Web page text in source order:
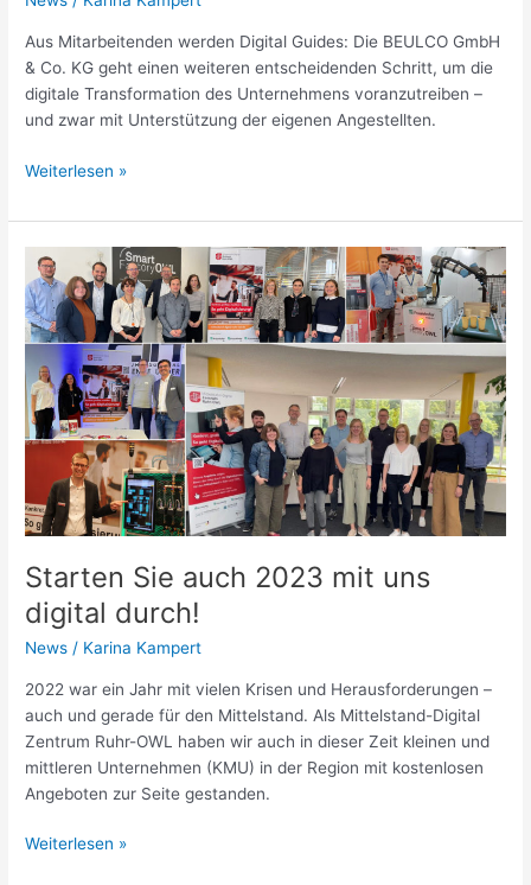
Aus Mitarbeitenden werden Digital Guides: Die BEULCO GmbH
& Co. KG geht einen weiteren entscheidenden Schritt, um die
digitale Transformation des Unternehmens voranzutreiben –
und zwar mit Unterstützung der eigenen Angestellten.
Weiterlesen »
Starten Sie auch 2023 mit uns
digital durch!
News / Karina Kampert
2022 war ein Jahr mit vielen Krisen und Herausforderungen –
auch und gerade für den Mittelstand. Als Mittelstand-Digital
Zentrum Ruhr-OWL haben wir auch in dieser Zeit kleinen und
mittleren Unternehmen (KMU) in der Region mit kostenlosen
Angeboten zur Seite gestanden.
Starten
Sie
auch
2023
mit
uns
digital
durch!
Weiterlesen »